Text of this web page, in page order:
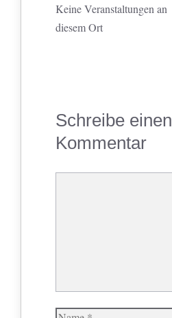
Keine Veranstaltungen an
diesem Ort
Schreibe einen
Kommentar